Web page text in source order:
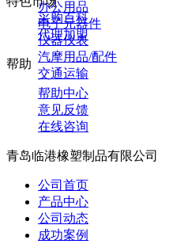
办公用品
电子元器件
仪器仪表
汽摩用品/配件
交通运输
采购百科
代理加盟
帮助
帮助中心
意见反馈
在线咨询
青岛临港橡塑制品有限公司
公司首页
产品中心
公司动态
成功案例